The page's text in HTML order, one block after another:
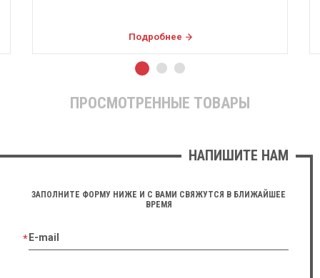
Подробнее
ПРОСМОТРЕННЫЕ ТОВАРЫ
НАПИШИТЕ НАМ
ЗАПОЛНИТЕ ФОРМУ НИЖЕ И С ВАМИ СВЯЖУТСЯ В БЛИЖАЙШЕЕ
ВРЕМЯ
E-mail